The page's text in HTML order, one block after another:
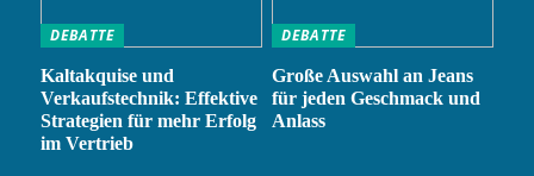
DEBATTE
Kaltakquise und
Verkaufstechnik: Effektive
Strategien für mehr Erfolg
im Vertrieb
DEBATTE
Große Auswahl an Jeans
für jeden Geschmack und
Anlass